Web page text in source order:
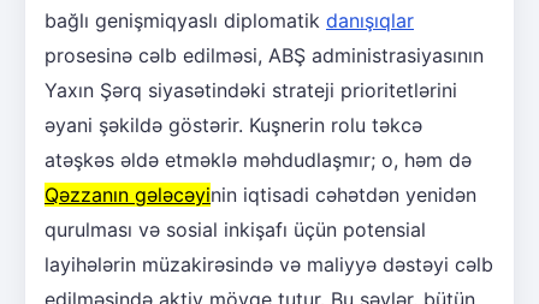
bağlı genişmiqyaslı diplomatik danışıqlar
prosesinə cəlb edilməsi, ABŞ administrasiyasının
Yaxın Şərq siyasətindəki strateji prioritetlərini
əyani şəkildə göstərir. Kuşnerin rolu təkcə
atəşkəs əldə etməklə məhdudlaşmır; o, həm də
Qəzzanın gələcəyinin iqtisadi cəhətdən yenidən
qurulması və sosial inkişafı üçün potensial
layihələrin müzakirəsində və maliyyə dəstəyi cəlb